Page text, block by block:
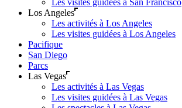
Les visites guidées à San Francisco
Los Angeles
Les activités à Los Angeles
Les visites guidées à Los Angeles
Pacifique
San Diego
Parcs
Las Vegas
Les activités à Las Vegas
Les visites guidées à Las Vegas